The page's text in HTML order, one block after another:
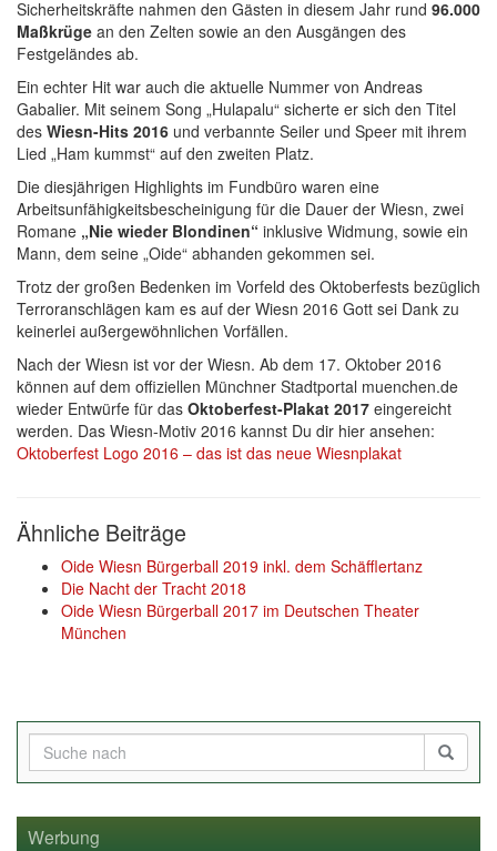
Sicherheitskräfte nahmen den Gästen in diesem Jahr rund 96.000
Maßkrüge an den Zelten sowie an den Ausgängen des
Festgeländes ab.
Ein echter Hit war auch die aktuelle Nummer von Andreas
Gabalier. Mit seinem Song „Hulapalu“ sicherte er sich den Titel
des Wiesn-Hits 2016 und verbannte Seiler und Speer mit ihrem
Lied „Ham kummst“ auf den zweiten Platz.
Die diesjährigen Highlights im Fundbüro waren eine
Arbeitsunfähigkeitsbescheinigung für die Dauer der Wiesn, zwei
Romane „Nie wieder Blondinen“ inklusive Widmung, sowie ein
Mann, dem seine „Oide“ abhanden gekommen sei.
Trotz der großen Bedenken im Vorfeld des Oktoberfests bezüglich
Terroranschlägen kam es auf der Wiesn 2016 Gott sei Dank zu
keinerlei außergewöhnlichen Vorfällen.
Nach der Wiesn ist vor der Wiesn. Ab dem 17. Oktober 2016
können auf dem offiziellen Münchner Stadtportal muenchen.de
wieder Entwürfe für das Oktoberfest-Plakat 2017 eingereicht
werden. Das Wiesn-Motiv 2016 kannst Du dir hier ansehen:
Oktoberfest Logo 2016 – das ist das neue Wiesnplakat
Ähnliche Beiträge
Oide Wiesn Bürgerball 2019 inkl. dem Schäfflertanz
Die Nacht der Tracht 2018
Oide Wiesn Bürgerball 2017 im Deutschen Theater
München
Werbung